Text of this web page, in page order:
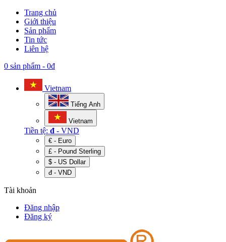
Trang chủ
Giới thiệu
Sản phẩm
Tin tức
Liên hệ
0 sản phẩm - 0đ
Vietnam
Tiếng Anh
Vietnam
Tiền tệ: đ - VND
€ - Euro
£ - Pound Sterling
$ - US Dollar
đ - VND
Tài khoản
Đăng nhập
Đăng ký